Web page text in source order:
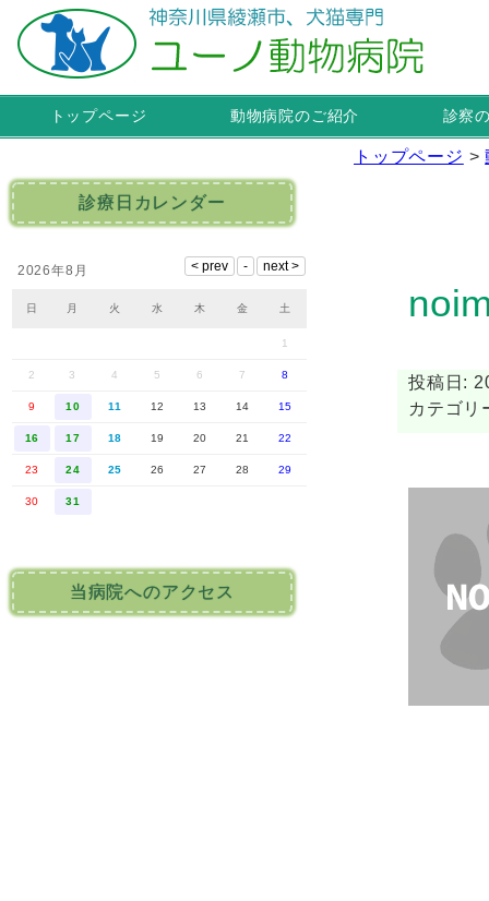
トップページ 動物病院のご紹介 診察
トップページ >
投稿日:
カテゴ
診療日カレンダー
2026年8月
日 月 火 水 木 金 土
1
2 3 4 5 6 7 8
9 10 11 12 13 14 15
16 17 18 19 20 21 22
23 24 25 26 27 28 29
30 31
当病院へのアクセス